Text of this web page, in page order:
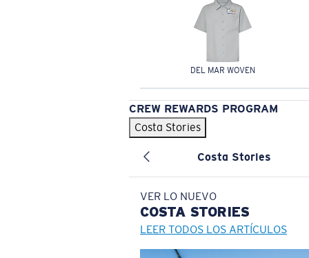
DEL MAR WOVEN
CREW REWARDS PROGRAM
Costa Stories
Costa Stories
VER LO NUEVO
COSTA STORIES
LEER TODOS LOS ARTÍCULOS